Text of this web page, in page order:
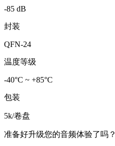
-85 dB
封装
QFN-24
温度等级
-40°C ~ +85°C
包装
5k/卷盘
准备好升级您的音频体验了吗？